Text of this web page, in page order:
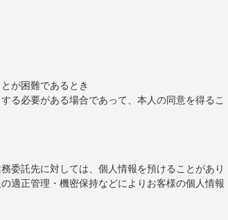
が困難であるとき
る必要がある場合であって、本人の同意を得るこ
委託先に対しては、個人情報を預けることがあり
適正管理・機密保持などによりお客様の個人情報